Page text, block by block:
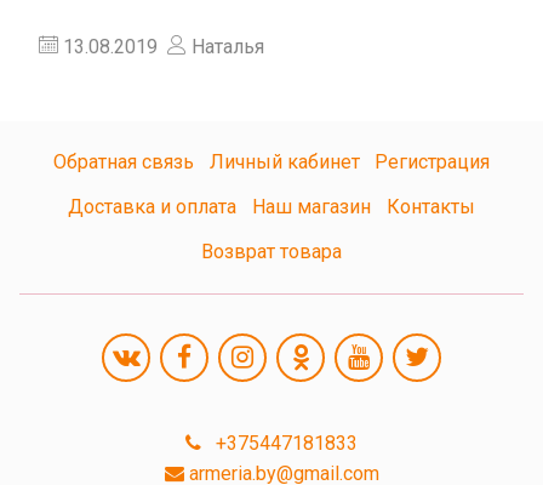
13.08.2019 Наталья
Обратная связь Личный кабинет
Регистрация
Доставка и оплата
Наш магазин
Контакты
Возврат товара
+375447181833
armeria.by@gmail.com